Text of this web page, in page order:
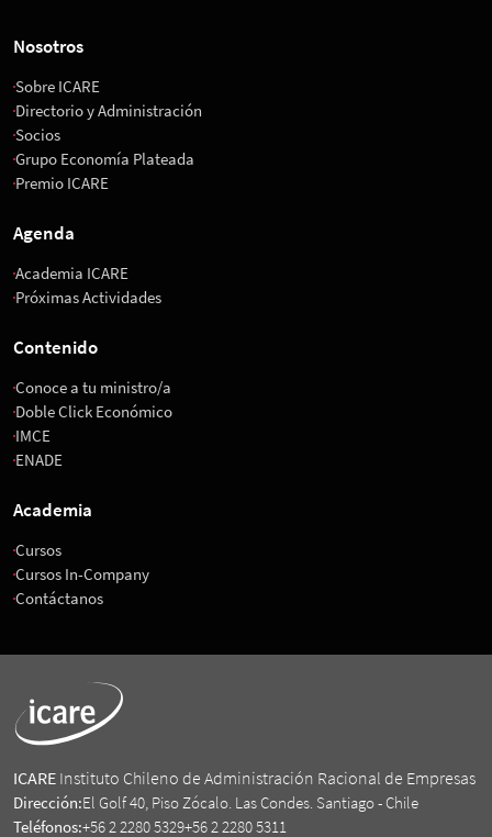
Nosotros
Sobre ICARE
Directorio y Administración
Socios
Grupo Economía Plateada
Premio ICARE
Agenda
Academia ICARE
Próximas Actividades
Contenido
Conoce a tu ministro/a
Doble Click Económico
IMCE
ENADE
Academia
Cursos
Cursos In-Company
Contáctanos
ICARE Instituto Chileno de Administración Racional de Empresas
Dirección:El Golf 40, Piso Zócalo. Las Condes. Santiago - Chile
Teléfonos:+56 2 2280 5329+56 2 2280 5311